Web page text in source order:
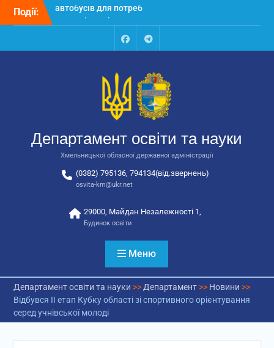
Перейти
Події:
Відбулося засідання
колегії Департаменту
освіти та науки обласної
державної адміністрації
відповідальних за
національно-патріотичне
автобусів для потреб
закладів освіти
FacebookTalegram
Департамент освіти та науки
Хмельницької обласної державної адміністрації
(0382) 795136, 794134(від.звернень)
osvita-km@ukr.net
29000, Майдан Незалежності 1,
Будинок освіти
Меню
Департамент освіти та науки >> Департамент>> Новини >>
Відбувся ІІ етап Кубку області зі спортивного орієнтування
серед учнівської молоді